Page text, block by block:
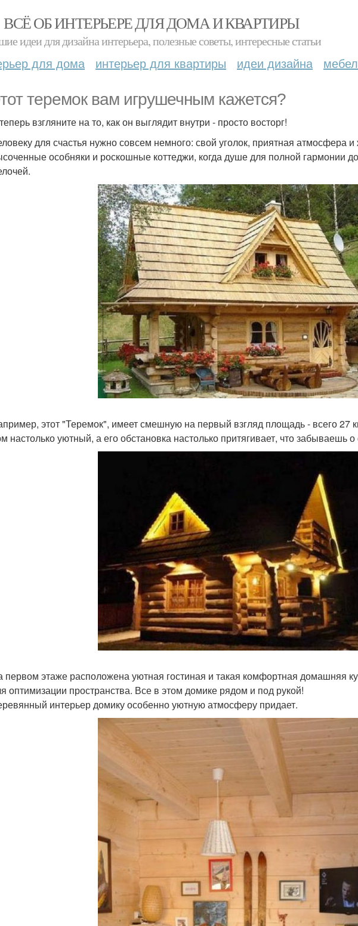
ВСЁ ОБ ИНТЕРЬЕРЕ ДЛЯ ДОМА И КВАРТИРЫ
идеи для дизайна интерьера, полезные советы, интересные статьи
для дома интерьер для квартиры идеи дизайна
теремок вам игрушечным кажется?
взгляните на то, как он выглядит внутри - просто восторг!
для счастья нужно совсем немного: свой уголок, приятная атмосфера
особняки и роскошные коттеджи, когда душе для полной гармонии
этот "Теремок", имеет смешную на первый взгляд площадь - всего 27
настолько уютный, а его обстановка настолько притягивает, что забываешь
первом этаже расположена уютная гостиная и такая комфортная домашняя
оптимизации пространства. Все в этом домике рядом и под рукой!
интерьер домику особенно уютную атмосферу придает.